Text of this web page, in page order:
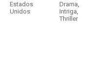
Estados
Unidos
Drama,
Intriga,
Thriller